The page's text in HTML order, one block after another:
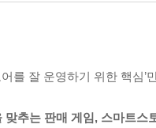
를 잘 운영하기 위한 핵심’
맞추는 판매 게임, 스마트스